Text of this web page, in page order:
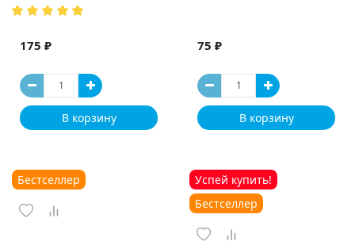
175 ₽
В корзину
75 ₽
В корзину
Бестселлер
Успей купить!
Бестселлер